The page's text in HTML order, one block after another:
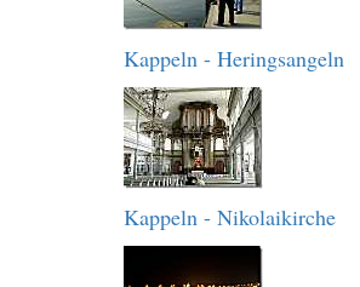
Kappeln - Heringsangeln
Kappeln - Nikolaikirche